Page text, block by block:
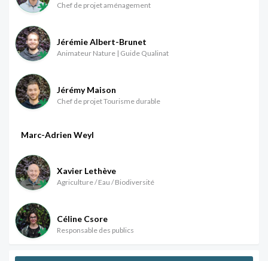
Chef de projet aménagement
Jérémie Albert-Brunet
Animateur Nature | Guide Qualinat
Jérémy Maison
Chef de projet Tourisme durable
Marc-Adrien Weyl
Xavier Lethève
Agriculture / Eau / Biodiversité
Céline Csore
Responsable des publics